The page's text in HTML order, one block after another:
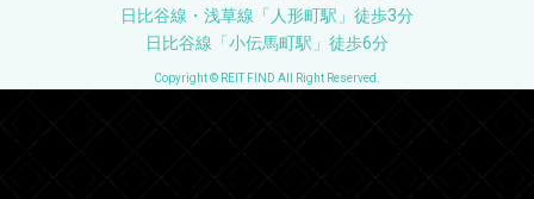
日比谷線・浅草線「人形町駅」徒歩3分
日比谷線「小伝馬町駅」徒歩6分
Copyright © REIT FIND All Right Reserved.